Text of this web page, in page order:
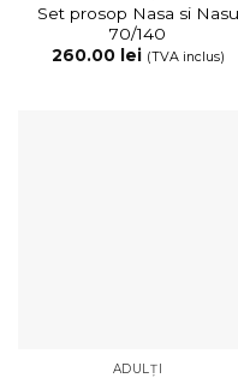
Set prosop Nasa si Nasu
70/140
260.00
lei (TVA inclus)
ADULȚI